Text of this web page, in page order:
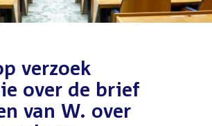
verzoek
over de brief
van W. over